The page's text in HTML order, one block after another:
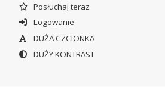
Posłuchaj teraz
Logowanie
DUŻA CZCIONKA
DUŻY KONTRAST